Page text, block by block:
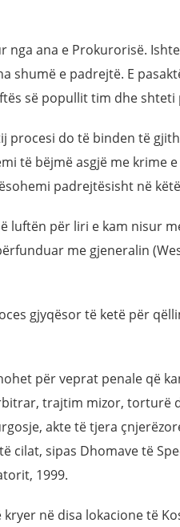
nga ana e Prokurorisë.
shumë e padrejtë. E
së popullit tim dhe shteti
procesi do të binden të
të bëjmë asgjë me krime
padrejtësisht në këtë
luftën për liri e kam nisur
me gjeneralin
gjyqësor të ketë për
për veprat penale që
trajtim mizor, torturë
akte të tjera
cilat, sipas Dhomave të
1999.
në disa lokacione të